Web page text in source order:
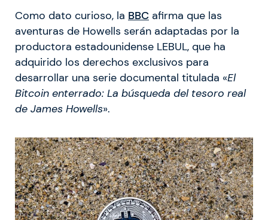
Como dato curioso, la BBC afirma que las
aventuras de Howells serán adaptadas por la
productora estadounidense LEBUL, que ha
adquirido los derechos exclusivos para
desarrollar una serie documental titulada «El
Bitcoin enterrado: La búsqueda del tesoro real
de James Howells».